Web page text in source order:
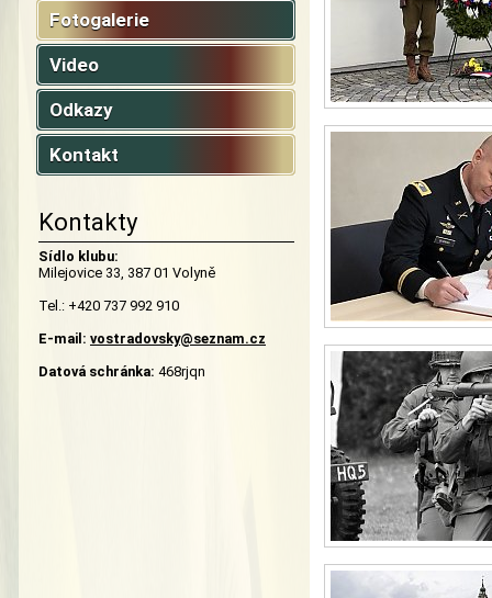
Fotogalerie
Video
Odkazy
Kontakt
Kontakty
Sídlo klubu:
Milejovice 33, 387 01 Volyně
Tel.: +420 737 992 910
E-mail: vostradovsky@seznam.cz
Datová schránka: 468rjqn